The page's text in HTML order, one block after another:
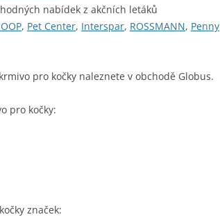
nabídek z akčních letáků
, Pet Center, Interspar, ROSSMANN, Penny
pro kočky naleznete v obchodě Globus.
pro kočky:
značek: